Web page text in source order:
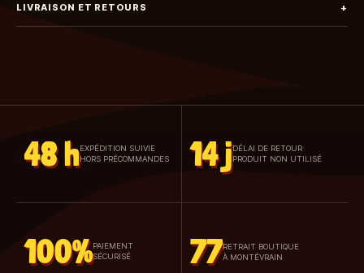
LIVRAISON ET RETOURS +
48 h EXPÉDITION SUIVIE
HORS PRÉCOMMANDES
14 jDÉLAI DE RETOUR
PRODUIT NON UTILISÉ
100% PAIEMENT
SÉCURISÉ
77RETRAIT BOUTIQUE
À MONTÉVRAIN